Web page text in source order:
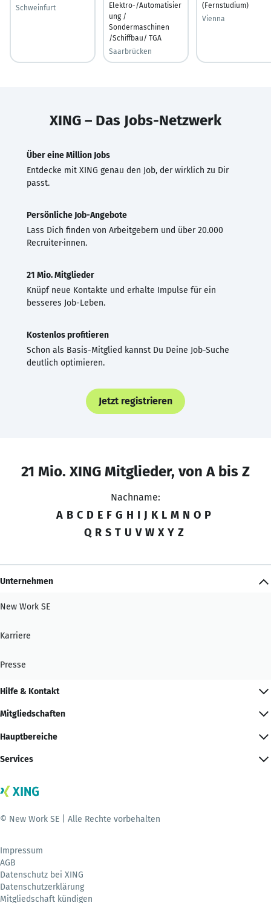
Schweinfurt
Elektro-/Automatisier
ung /
Sondermaschinen
/Schiffbau/ TGA
Saarbrücken
(Fernstudium)
Vienna
XING – Das Jobs-Netzwerk
Über eine Million Jobs
Entdecke mit XING genau den Job, der wirklich zu Dir
passt.
Persönliche Job-Angebote
Lass Dich finden von Arbeitgebern und über 20.000
Recruiter·innen.
21 Mio. Mitglieder
Knüpf neue Kontakte und erhalte Impulse für ein
besseres Job-Leben.
Kostenlos profitieren
Schon als Basis-Mitglied kannst Du Deine Job-Suche
deutlich optimieren.
Jetzt registrieren
21 Mio. XING Mitglieder, von A bis Z
Nachname:
A B C D E F G H I J K L M N O P
Q R S T U V W X Y Z
Unternehmen
New Work SE
Karriere
Presse
Hilfe & Kontakt
Mitgliedschaften
Hauptbereiche
Services
© New Work SE | Alle Rechte vorbehalten
Impressum
AGB
Datenschutz bei XING
Datenschutzerklärung
Mitgliedschaft kündigen